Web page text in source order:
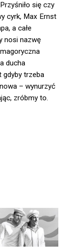
się czy
cyrk, Max Ernst
a całe
nosi nazwę
ducha
gdyby trzeba
– wynurzyć
zróbmy to.